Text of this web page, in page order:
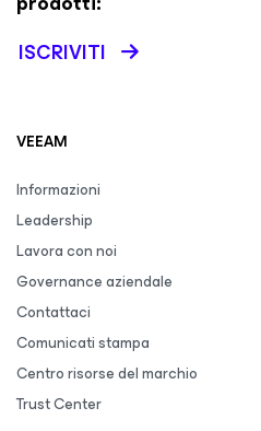
ISCRIVITI
VEEAM
Informazioni
Leadership
Lavora con noi
Governance aziendale
Contattaci
Comunicati stampa
Centro risorse del marchio
Trust Center